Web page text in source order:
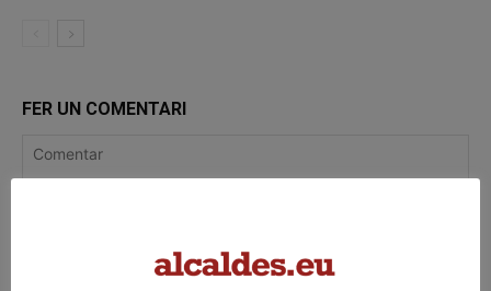
FER UN COMENTARI